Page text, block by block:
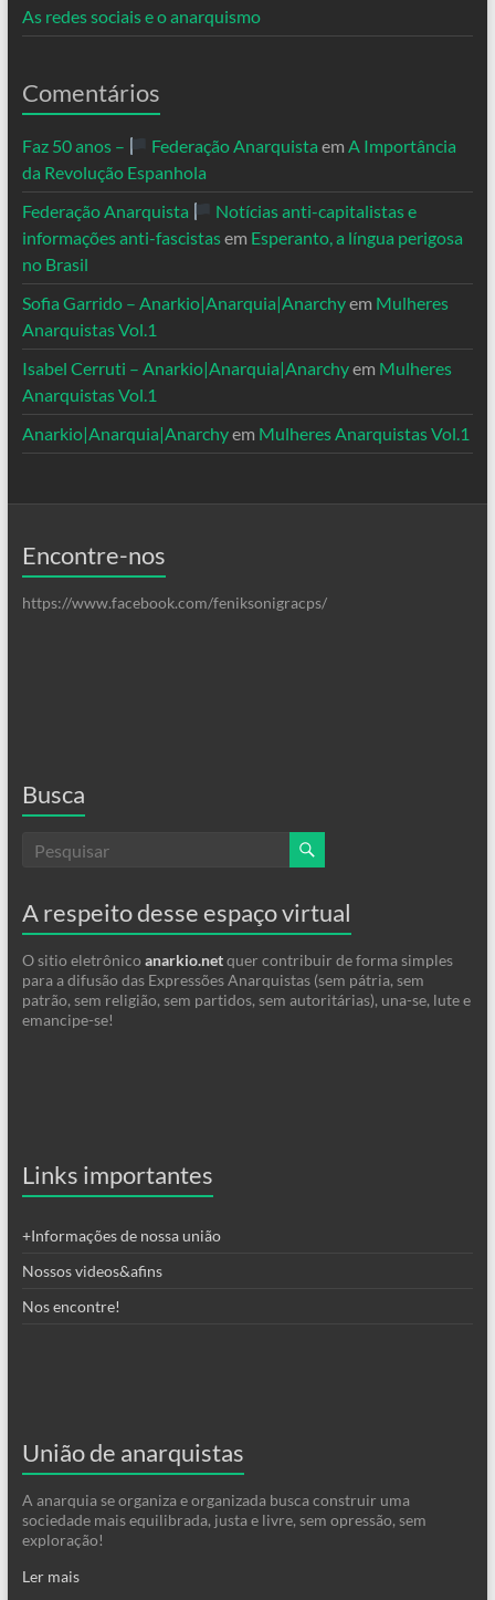
As redes sociais e o anarquismo
Comentários
Faz 50 anos – Federação Anarquista em A Importância
da Revolução Espanhola
Federação Anarquista
Notícias anti-capitalistas e
informações anti-fascistasem Esperanto, a língua perigosa
no Brasil
Sofia Garrido – Anarkio|Anarquia|Anarchyem Mulheres
Anarquistas Vol.1
Isabel Cerruti – Anarkio|Anarquia|Anarchyem Mulheres
Anarquistas Vol.1
Anarkio|Anarquia|Anarchyem Mulheres Anarquistas Vol.1
Encontre-nos
https://www.facebook.com/feniksonigracps/
Busca
A respeito desse espaço virtual
O sitio eletrônico anarkio.netquer contribuir de forma simples
para a difusão das Expressões Anarquistas (sem pátria, sem
patrão, sem religião, sem partidos, sem autoritárias), una-se, lute e
emancipe-se!
Links importantes
+Informações de nossa união
Nossos videos&afins
Nos encontre!
União de anarquistas
A anarquia se organiza e organizada busca construir uma
sociedade mais equilibrada, justa e livre, sem opressão, sem
exploração!
Ler mais